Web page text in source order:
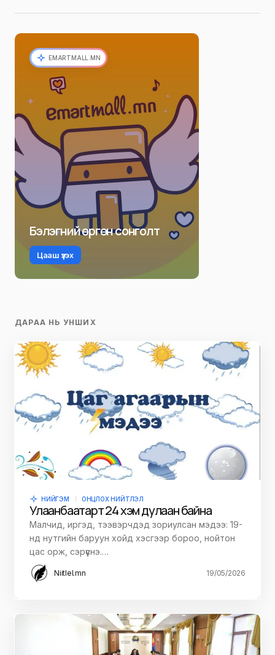
EMARTMALL.MN
Бэлэгний өргөн сонголт
Цааш үзэх
ДАРАА НЬ УНШИХ
НИЙГЭМ ОНЦЛОХ НИЙТЛЭЛ
Улаанбаатарт 24 хэм дулаан байна
Малчид, иргэд, тээвэрчдэд зориулсан мэдээ: 19-
нд нутгийн баруун хойд хэсгээр бороо, нойтон
цас орж, сэрүүснэ.…
Niitlel.mn 19/05/2026